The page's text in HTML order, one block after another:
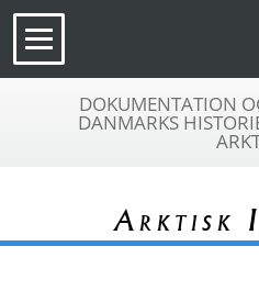
DOKUMENTATION
DANMARKS
Arktisk